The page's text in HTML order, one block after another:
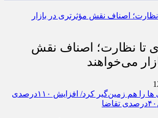
تا نظارت؛ اصناف نقش
می‌خواهند